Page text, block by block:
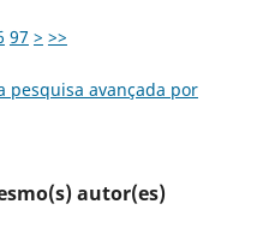
97 > >>
pesquisa avançada por
autor(es)